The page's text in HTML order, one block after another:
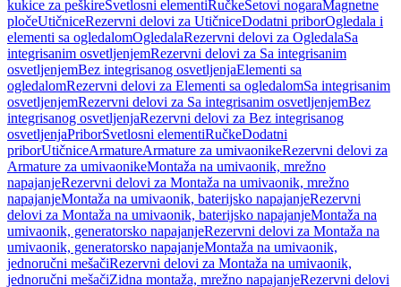
kukice za peškireSvetlosni elementiRučkeSetovi nogaraMagnetne
pločeUtičniceRezervni delovi za UtičniceDodatni priborOgledala i
elementi sa ogledalomOgledalaRezervni delovi za OgledalaSa
integrisanim osvetljenjemRezervni delovi za Sa integrisanim
osvetljenjemBez integrisanog osvetljenjaElementi sa
ogledalomRezervni delovi za Elementi sa ogledalomSa integrisanim
osvetljenjemRezervni delovi za Sa integrisanim osvetljenjemBez
integrisanog osvetljenjaRezervni delovi za Bez integrisanog
osvetljenjaPriborSvetlosni elementiRučkeDodatni
priborUtičniceArmatureArmature za umivaonikeRezervni delovi za
Armature za umivaonikeMontaža na umivaonik, mrežno
napajanjeRezervni delovi za Montaža na umivaonik, mrežno
napajanjeMontaža na umivaonik, baterijsko napajanjeRezervni
delovi za Montaža na umivaonik, baterijsko napajanjeMontaža na
umivaonik, generatorsko napajanjeRezervni delovi za Montaža na
umivaonik, generatorsko napajanjeMontaža na umivaonik,
jednoručni mešačiRezervni delovi za Montaža na umivaonik,
jednoručni mešačiZidna montaža, mrežno napajanjeRezervni delovi